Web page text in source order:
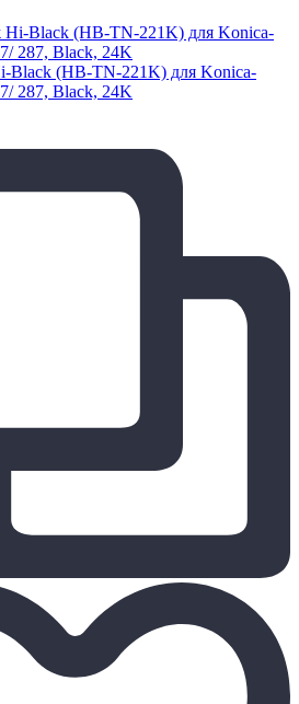
Black (HB-TN-221K) для Konica-
287, Black, 24K